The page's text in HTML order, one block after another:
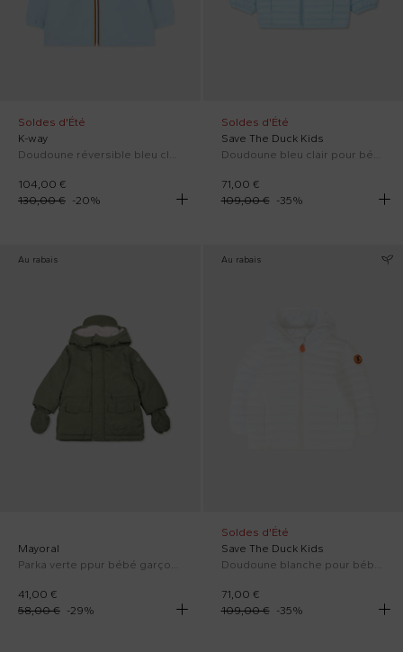
Soldes d'Été
K-way
104,00 €
130,00 € -20%
Soldes d'Été
Save The Duck Kids
71,00 €
109,00 €
-35%
Au rabais
Mayoral
Parka verte ppur bébé garçon avec patch
41,00 €
58,00 € -29%
Au rabais
Soldes d'Été
Save The Duck Kids
Doudoune blanche pour bébé garçon avec logo
71,00 €
109,00 €
-35%